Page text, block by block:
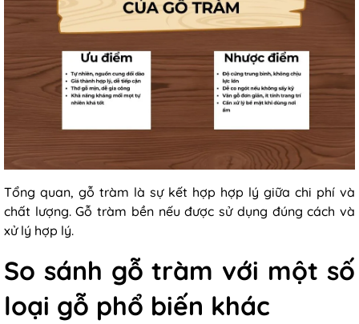
Tổng quan, gỗ tràm là sự kết hợp hợp lý giữa chi phí và
chất lượng. Gỗ tràm bền nếu được sử dụng đúng cách và
xử lý hợp lý.
So sánh gỗ tràm với một số
loại gỗ phổ biến khác